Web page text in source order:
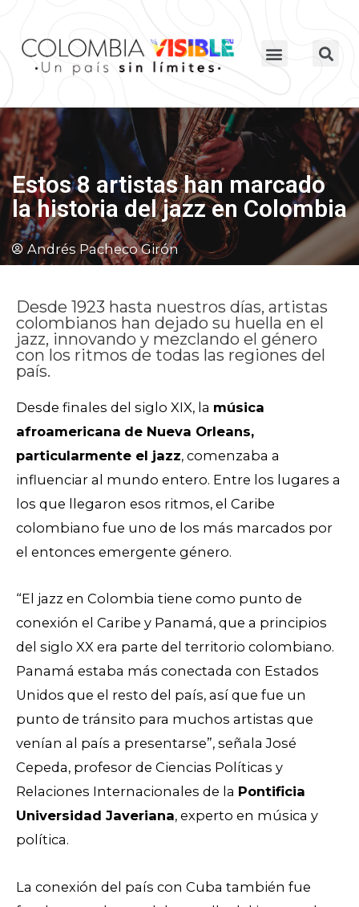
Estos 8 artistas han marcado
la historia del jazz en Colombia
Andrés Pacheco Girón
Desde 1923 hasta nuestros días, artistas
colombianos han dejado su huella en el
jazz, innovando y mezclando el género
con los ritmos de todas las regiones del
país.
Desde finales del siglo XIX, la música
afroamericana de Nueva Orleans,
particularmente el jazz, comenzaba a
influenciar al mundo entero. Entre los lugares a
los que llegaron esos ritmos, el Caribe
colombiano fue uno de los más marcados por
el entonces emergente género.
“El jazz en Colombia tiene como punto de
conexión el Caribe y Panamá, que a principios
del siglo XX era parte del territorio colombiano.
Panamá estaba más conectada con Estados
Unidos que el resto del país, así que fue un
punto de tránsito para muchos artistas que
venían al país a presentarse”, señala José
Cepeda, profesor de Ciencias Políticas y
Relaciones Internacionales de la Pontificia
Universidad Javeriana, experto en música y
política.
La conexión del país con Cuba también fue